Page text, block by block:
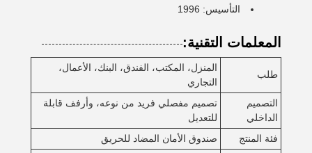
التأسيس: 1996
المعلمات التقنية:
طلب
المنزل، المكتب، الفندق، البنك، الأعمال،
التجاري
التصميم
الداخلي
تصميم مفصلي فريد من نوعه، وأرفف قابلة
للتعديل
فئة المنتج
صندوق الأمان المضاد للحريق